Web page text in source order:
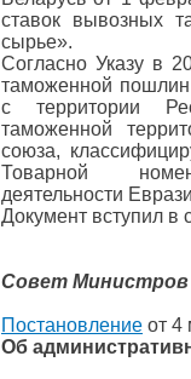
ставок вывозных
сырье».
Согласно Указу в
таможенной
с территории
таможенной
союза,
Товарной
деятельности
Документ вступил в
Совет Министров
Постановление от 4
Об